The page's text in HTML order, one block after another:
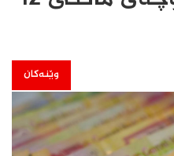
وێنەکان